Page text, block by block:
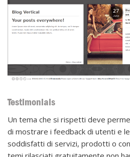
Testimonials
Un tema che si rispetti deve
di mostrare i feedback di utenti e
soddisfatti di servizi, prodotti o